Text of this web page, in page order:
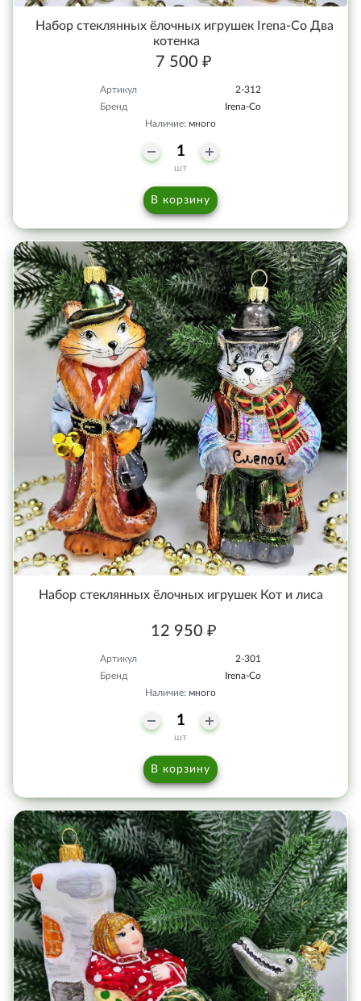
Набор стеклянных ёлочных игрушек Irena-Co Два
котенка
7 500 ₽
Артикул
2-312
Бренд
Irena-Co
Наличие: много
шт
В корзину
Набор стеклянных ёлочных игрушек Кот и лиса
12 950 ₽
Артикул
2-301
Бренд
Irena-Co
Наличие: много
шт
В корзину